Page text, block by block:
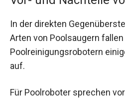
In der direkten
Arten von Poolsaugern fallen
Poolreinigungsrobotern
auf.
Für Poolroboter sprechen